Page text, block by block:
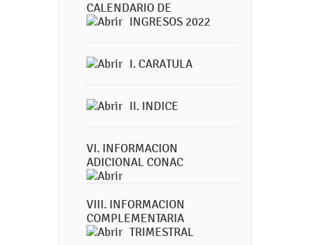
CALENDARIO DE
INGRESOS 2022
I. CARATULA
II. INDICE
VI. INFORMACION
ADICIONAL CONAC
VIII. INFORMACION
COMPLEMENTARIA
TRIMESTRAL